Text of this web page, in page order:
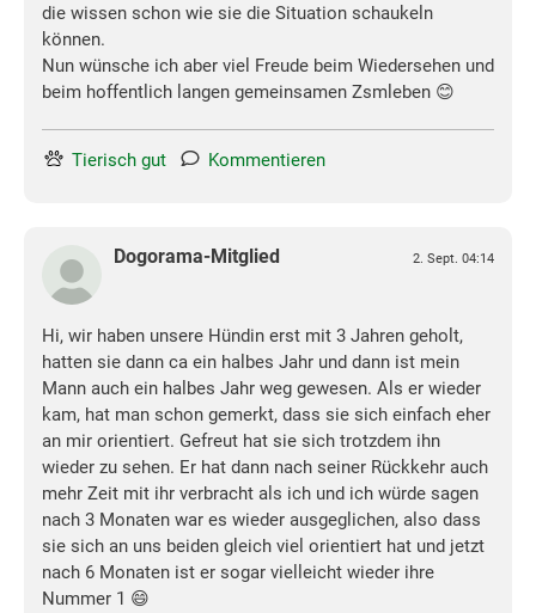
die wissen schon wie sie die Situation schaukeln
können.
Nun wünsche ich aber viel Freude beim Wiedersehen und
beim hoffentlich langen gemeinsamen Zsmleben 😊
Tierisch gut Kommentieren
Dogorama-Mitglied 2. Sept. 04:14
Hi, wir haben unsere Hündin erst mit 3 Jahren geholt,
hatten sie dann ca ein halbes Jahr und dann ist mein
Mann auch ein halbes Jahr weg gewesen. Als er wieder
kam, hat man schon gemerkt, dass sie sich einfach eher
an mir orientiert. Gefreut hat sie sich trotzdem ihn
wieder zu sehen. Er hat dann nach seiner Rückkehr auch
mehr Zeit mit ihr verbracht als ich und ich würde sagen
nach 3 Monaten war es wieder ausgeglichen, also dass
sie sich an uns beiden gleich viel orientiert hat und jetzt
nach 6 Monaten ist er sogar vielleicht wieder ihre
Nummer 1 😄